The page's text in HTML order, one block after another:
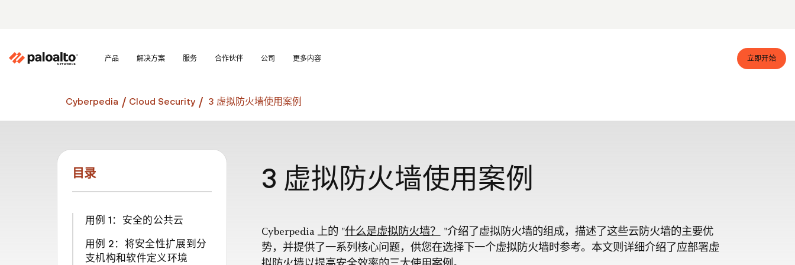
产品 解决方案 服务 合作伙伴 公司 更多内容 立即开始
Cyberpedia Cloud Security 3 虚拟防火墙使用案例
目录
用例 1：安全的公共云
用例 2：将安全性扩展到分
支机构和软件定义环境
3 虚拟防火墙使用案例
Cyberpedia 上的 "什么是虚拟防火墙？
"介绍了虚拟防火墙的组成，描述了这些云防火墙的主要优
势，并提供了一系列核心问题，供您在选择下一个虚拟防火墙时参考。本文则详细介绍了应部署虚